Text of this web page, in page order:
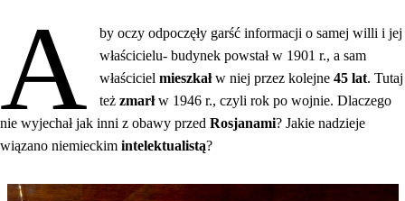
A
by oczy odpoczęły garść informacji o samej willi i jej
właścicielu- budynek powstał w 1901 r., a sam
właścicielmieszkałw niej przez kolejne45 lat. Tutaj
teżzmarłw 1946 r., czyli rok po wojnie. Dlaczego
nie wyjechał jak inni z obawy przed Rosjanami? Jakie nadzieje
wiązano niemieckim intelektualistą?